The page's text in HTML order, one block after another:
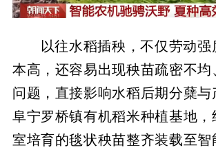
以往水稻插秧，不仅劳动
本高，还容易出现秧苗疏密不
问题，直接影响水稻后期分蘖
阜宁罗桥镇有机稻米种植基地，
室培育的毯状秧苗整齐装载至